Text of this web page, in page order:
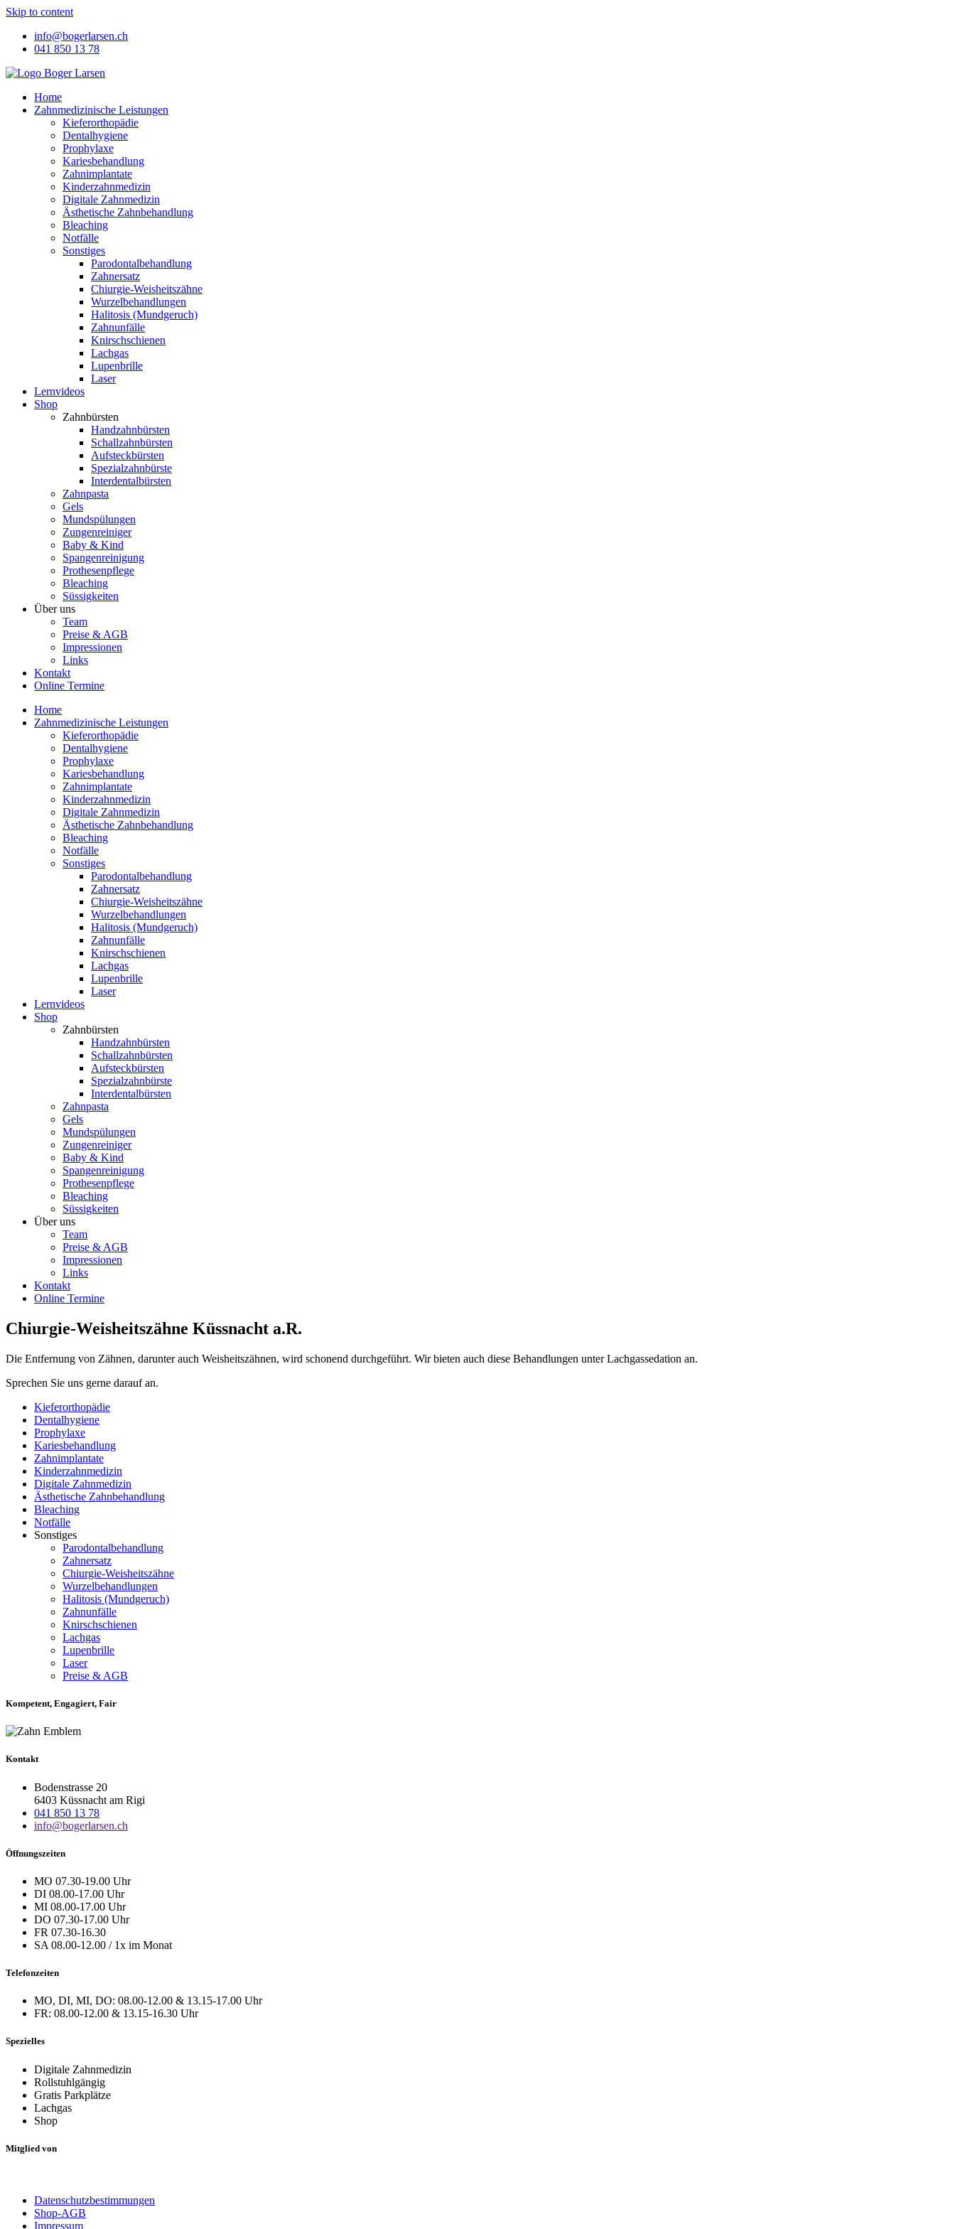
Skip to content
info@bogerlarsen.ch
041 850 13 78
Home
Zahnmedizinische Leistungen
Kieferorthopädie
Dentalhygiene
Prophylaxe
Kariesbehandlung
Zahnimplantate
Kinderzahnmedizin
Digitale Zahnmedizin
Ästhetische Zahnbehandlung
Bleaching
Notfälle
Sonstiges
Parodontalbehandlung
Zahnersatz
Chiurgie-Weisheitszähne
Wurzelbehandlungen
Halitosis (Mundgeruch)
Zahnunfälle
Knirschschienen
Lachgas
Lupenbrille
Laser
Lernvideos
Shop
Zahnbürsten
Handzahnbürsten
Schallzahnbürsten
Aufsteckbürsten
Spezialzahnbürste
Interdentalbürsten
Zahnpasta
Gels
Mundspülungen
Zungenreiniger
Baby & Kind
Spangenreinigung
Prothesenpflege
Bleaching
Süssigkeiten
Über uns
Team
Preise & AGB
Impressionen
Links
Kontakt
Online Termine
Home
Zahnmedizinische Leistungen
Kieferorthopädie
Dentalhygiene
Prophylaxe
Kariesbehandlung
Zahnimplantate
Kinderzahnmedizin
Digitale Zahnmedizin
Ästhetische Zahnbehandlung
Bleaching
Notfälle
Sonstiges
Parodontalbehandlung
Zahnersatz
Chiurgie-Weisheitszähne
Wurzelbehandlungen
Halitosis (Mundgeruch)
Zahnunfälle
Knirschschienen
Lachgas
Lupenbrille
Laser
Lernvideos
Shop
Zahnbürsten
Handzahnbürsten
Schallzahnbürsten
Aufsteckbürsten
Spezialzahnbürste
Interdentalbürsten
Zahnpasta
Gels
Mundspülungen
Zungenreiniger
Baby & Kind
Spangenreinigung
Prothesenpflege
Bleaching
Süssigkeiten
Über uns
Team
Preise & AGB
Impressionen
Links
Kontakt
Online Termine
Chiurgie-Weisheitszähne Küssnacht a.R.
Die Entfernung von Zähnen, darunter auch Weisheitszähnen, wird schonend durchgeführt. Wir bieten auch diese Behandlungen unter Lachgassedation an.
Sprechen Sie uns gerne darauf an.
Kieferorthopädie
Dentalhygiene
Prophylaxe
Kariesbehandlung
Zahnimplantate
Kinderzahnmedizin
Digitale Zahnmedizin
Ästhetische Zahnbehandlung
Bleaching
Notfälle
Sonstiges
Parodontalbehandlung
Zahnersatz
Chiurgie-Weisheitszähne
Wurzelbehandlungen
Halitosis (Mundgeruch)
Zahnunfälle
Knirschschienen
Lachgas
Lupenbrille
Laser
Preise & AGB
Kompetent, Engagiert, Fair
Kontakt
Bodenstrasse 20
6403 Küssnacht am Rigi
041 850 13 78
info@bogerlarsen.ch
Öffnungszeiten
MO 07.30-19.00 Uhr
DI 08.00-17.00 Uhr
MI 08.00-17.00 Uhr
DO 07.30-17.00 Uhr
FR 07.30-16.30
SA 08.00-12.00 / 1x im Monat
Telefonzeiten
MO, DI, MI, DO: 08.00-12.00 & 13.15-17.00 Uhr
FR: 08.00-12.00 & 13.15-16.30 Uhr
Spezielles
Digitale Zahnmedizin
Rollstuhlgängig
Gratis Parkplätze
Lachgas
Shop
Mitglied von
Datenschutzbestimmungen
Shop-AGB
Impressum